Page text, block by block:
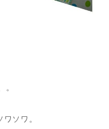
。
ソワ。